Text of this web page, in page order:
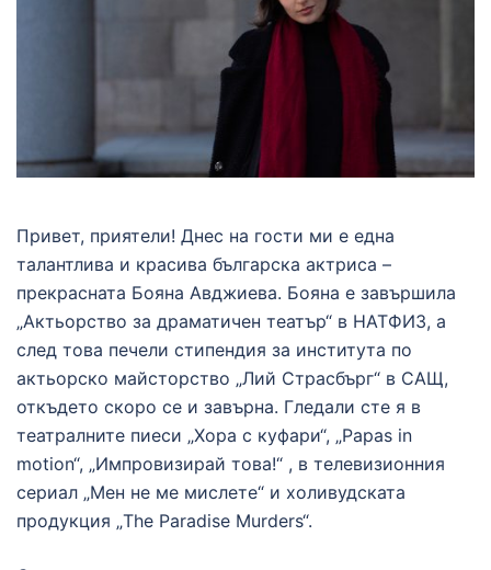
Привет, приятели! Днес на гости ми е една
талантлива и красива българска актриса –
прекрасната Бояна Авджиева. Бояна е завършила
„Актьорство за драматичен театър“ в НАТФИЗ, а
след това печели стипендия за института по
актьорско майсторство „Лий Страсбърг“ в САЩ,
откъдето скоро се и завърна. Гледали сте я в
театралните пиеси „Хора с куфари“, „Papas in
motion“, „Импровизирай това!“ , в телевизионния
сериал „Мен не ме мислете“ и холивудската
продукция „The Paradise Murders“.